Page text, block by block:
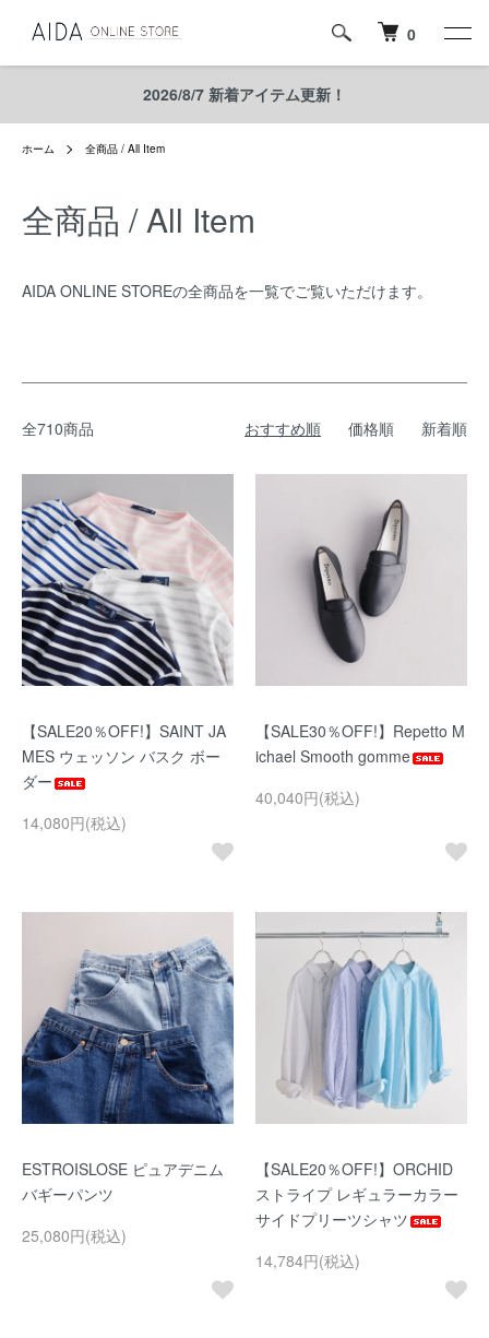
0
2026/8/7 新着アイテム更新！
ホーム 全商品 / All Item
全商品 / All Item
AIDA ONLINE STOREの全商品を一覧でご覧いただけます。
全710商品 おすすめ順 価格順 新着順
【SALE20％OFF!】SAINT JA
MES ウェッソン バスク ボー
ダー
14,080円(税込)
【SALE30％OFF!】Repetto M
ichael Smooth gomme
40,040円(税込)
ESTROISLOSE ピュアデニム
バギーパンツ
25,080円(税込)
【SALE20％OFF!】ORCHID
ストライプ レギュラーカラー
サイドプリーツシャツ
14,784円(税込)